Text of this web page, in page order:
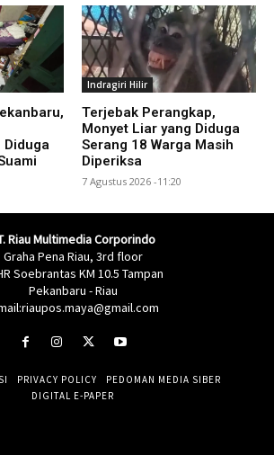
Diduga
Indragiri Hilir
Terjebak Perangkap,
Monyet Liar yang Diduga
Serang 18 Warga Masih
Diperiksa
7 Agustus 2026 -11:20
Riau Multimedia Corporindo
Graha Pena Riau, 3rd floor
Soebrantas KM 10.5 Tampan
Pekanbaru - Riau
PRIVACY POLICY
PEDOMAN MEDIA SIBER
DIGITAL E-PAPER